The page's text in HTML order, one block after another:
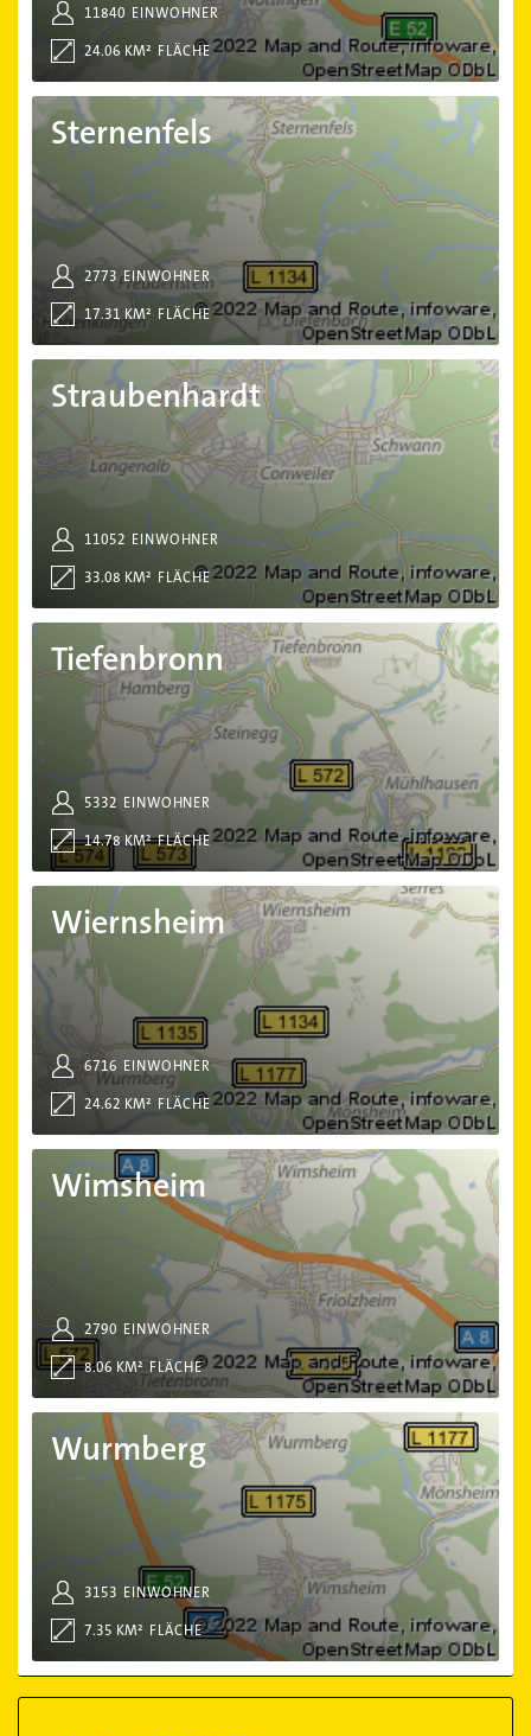
EINWOHNER
11840
FLÄCHE
24.06 KM²
Sternenfels
EINWOHNER
2773
FLÄCHE
17.31 KM²
Sternenfels
Straubenhardt
EINWOHNER
11052
FLÄCHE
33.08 KM²
Straubenhardt
Tiefenbronn
EINWOHNER
5332
FLÄCHE
14.78 KM²
Tiefenbronn
Wiernsheim
EINWOHNER
6716
FLÄCHE
24.62 KM²
Wiernsheim
Wimsheim
EINWOHNER
2790
FLÄCHE
8.06 KM²
Wimsheim
Wurmberg
EINWOHNER
3153
FLÄCHE
7.35 KM²
Wurmberg